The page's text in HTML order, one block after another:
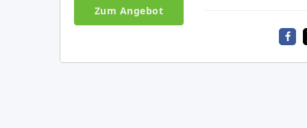
Zum Angebot